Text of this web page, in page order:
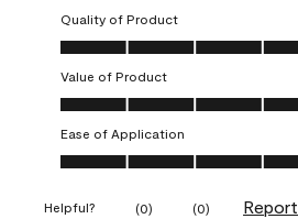
Quality of Product
Quality of Product, 5.0 out of 5
Value of Product
Value of Product, 5.0 out of 5
Ease of Application
Ease of Application, 5.0 out of 5
Helpful? (0) (0) Report